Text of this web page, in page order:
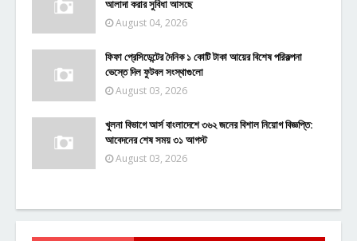
আলাদা করার সুবিধা আসছে
August 04, 2026
ফিফা প্রেসিডেন্টের দৈনিক ১ কোটি টাকা আয়ের বিশেষ পরিকল্পনা
ভেস্তে দিল ফুটবল সংস্থাগুলো
August 03, 2026
খুলনা বিভাগে আর্স বাংলাদেশে ৩৬২ জনের বিশাল নিয়োগ বিজ্ঞপ্তি:
আবেদনের শেষ সময় ৩১ আগস্ট
August 03, 2026